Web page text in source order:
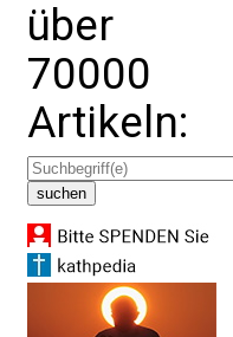
über
70000
Artikeln: